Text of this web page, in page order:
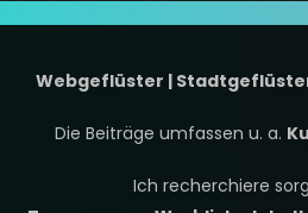
Webgeflüster |
Die Beiträge umfassen u. a.
Ich recherchiere